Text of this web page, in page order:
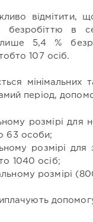
відмітити,
безробіттю в
5,4 %
107 осіб.
мінімальних
період,
розмірі для
63 особи;
розмірі
1040 осіб;
розмірі